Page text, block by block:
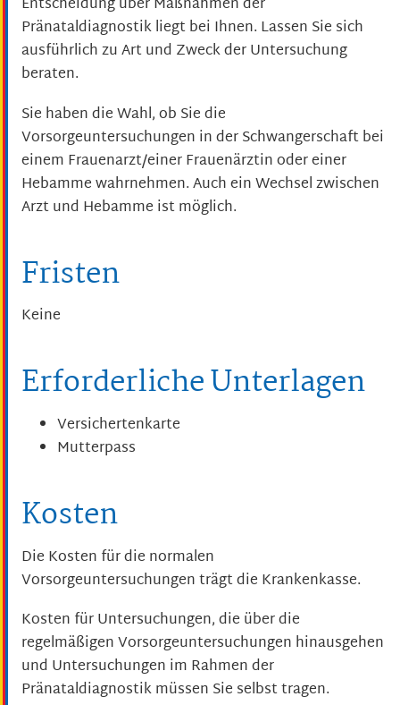
Pränataldiagnostik liegt bei Ihnen. Lassen Sie sich
ausführlich zu Art und Zweck der Untersuchung
beraten.
Sie haben die Wahl, ob Sie die
Vorsorgeuntersuchungen in der Schwangerschaft bei
einem Frauenarzt/einer Frauenärztin oder einer
Hebamme wahrnehmen. Auch ein Wechsel zwischen
Arzt und Hebamme ist möglich.
Fristen
Keine
Erforderliche Unterlagen
Versichertenkarte
Mutterpass
Kosten
Die Kosten für die normalen
Vorsorgeuntersuchungen trägt die Krankenkasse.
Kosten für Untersuchungen, die über die
regelmäßigen Vorsorgeuntersuchungen hinausgehen
und Untersuchungen im Rahmen der
Pränataldiagnostik müssen Sie selbst tragen.